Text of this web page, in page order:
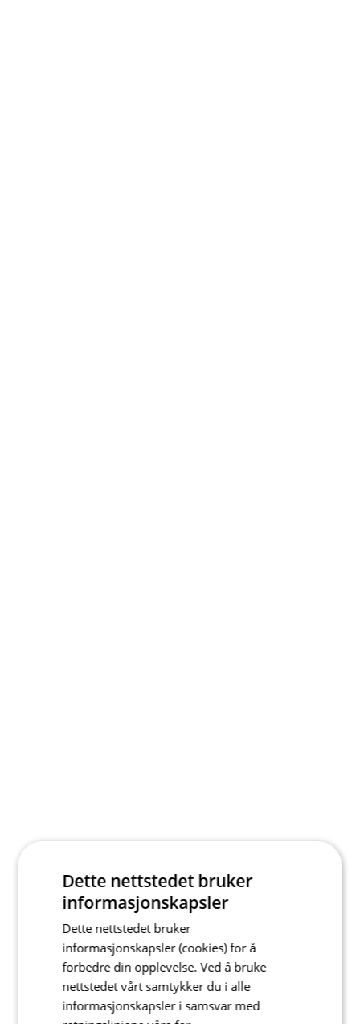
Dette nettstedet bruker
informasjonskapsler
Dette nettstedet bruker
informasjonskapsler (cookies) for å
forbedre din opplevelse. Ved å bruke
nettstedet vårt samtykker du i alle
informasjonskapsler i samsvar med